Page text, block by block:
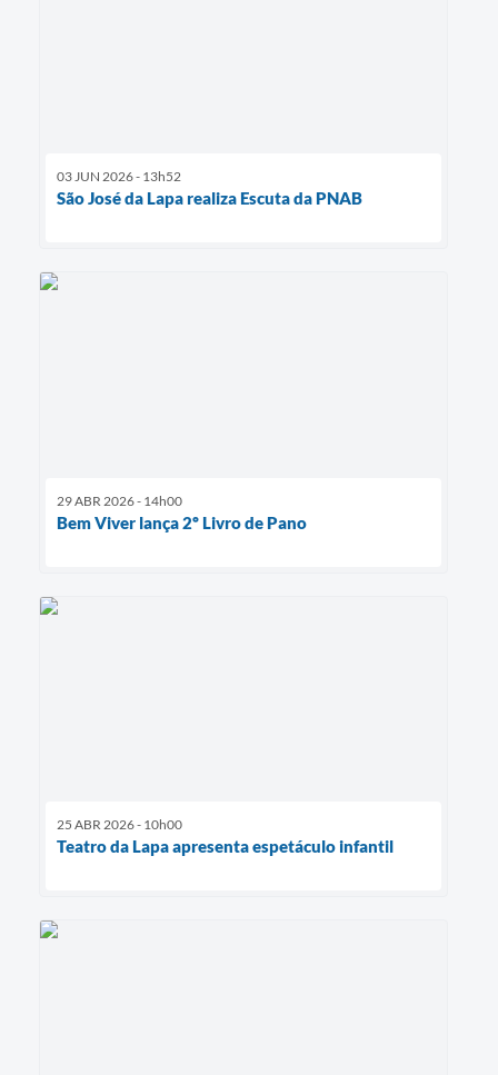
03 JUN 2026 - 13h52
São José da Lapa realiza Escuta da PNAB
29 ABR 2026 - 14h00
Bem Viver lança 2º Livro de Pano
25 ABR 2026 - 10h00
Teatro da Lapa apresenta espetáculo infantil